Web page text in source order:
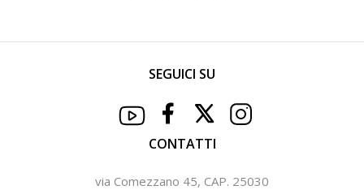
SEGUICI SU
CONTATTI
via Comezzano 45, CAP. 25030